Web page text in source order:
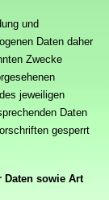
und
Daten daher
Zwecke
jeweiligen
Daten
gesperrt
Daten sowie Art